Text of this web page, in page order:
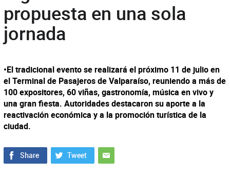
propuesta en una sola
jornada
•El tradicional evento se realizará el próximo 11 de julio en
el Terminal de Pasajeros de Valparaíso, reuniendo a más de
100 expositores, 60 viñas, gastronomía, música en vivo y
una gran fiesta. Autoridades destacaron su aporte a la
reactivación económica y a la promoción turística de la
ciudad.